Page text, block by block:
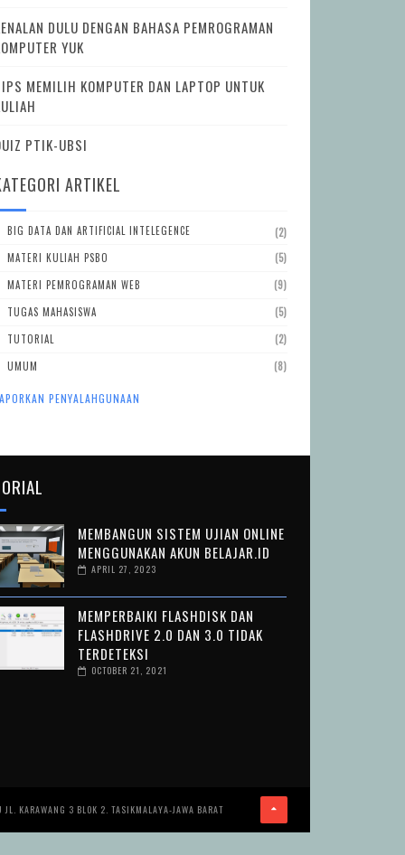
DULU DENGAN BAHASA PEMROGRAMAN
YUK
MEMILIH KOMPUTER DAN LAPTOP UNTUK
PTIK-UBSI
ARTIKEL
BIG DATA DAN ARTIFICIAL INTELEGENCE
(2)
MATERI KULIAH PSBO
(5)
MATERI PEMROGRAMAN WEB
(9)
TUGAS MAHASISWA
(5)
TUTORIAL
(2)
UMUM
(8)
PENYALAHGUNAAN
MEMBANGUN SISTEM UJIAN ONLINE
MENGGUNAKAN AKUN BELAJAR.ID
APRIL 27, 2023
MEMPERBAIKI FLASHDISK DAN
FLASHDRIVE 2.0 DAN 3.0 TIDAK
TERDETEKSI
OCTOBER 21, 2021
KARAWANG 3 BLOK 2. TASIKMALAYA-JAWA BARAT